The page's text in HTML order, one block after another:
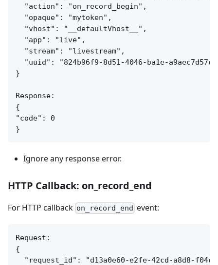
  "action": "on_record_begin",
  "opaque": "mytoken",
  "vhost": "__defaultVhost__",
  "app": "live",
  "stream": "livestream",
"uuid": "824b96f9-8d51-4046-ba1e-
}
Response:
{
"code": 0
Ignore any response error.
HTTP Callback: on_record_end
For HTTP callback on_record_end event:
Request:
{
"request_id": "d13a0e60-e2fe-42cd-a8d8-